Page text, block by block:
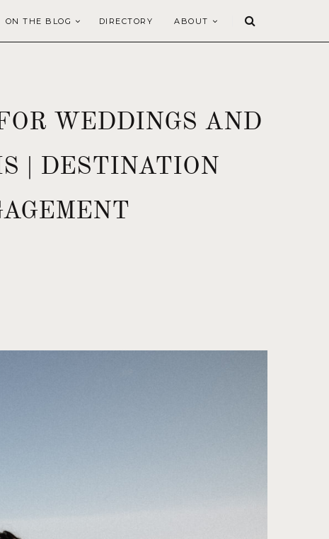
ON THE BLOG DIRECTORY ABOUT
WEDDINGS AND
| DESTINATION